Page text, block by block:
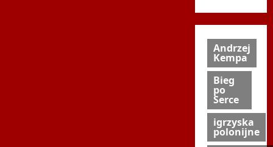
Andrzej
Kempa
Bieg
po
Serce
igrzyska
polonijne